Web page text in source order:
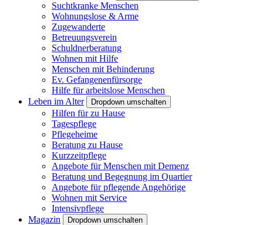
Suchtkranke Menschen
Wohnungslose & Arme
Zugewanderte
Betreuungsverein
Schuldnerberatung
Wohnen mit Hilfe
Menschen mit Behinderung
Ev. Gefangenenfürsorge
Hilfe für arbeitslose Menschen
Leben im Alter
Dropdown umschalten
Hilfen für zu Hause
Tagespflege
Pflegeheime
Beratung zu Hause
Kurzzeitpflege
Angebote für Menschen mit Demenz
Beratung und Begegnung im Quartier
Angebote für pflegende Angehörige
Wohnen mit Service
Intensivpflege
Magazin
Dropdown umschalten